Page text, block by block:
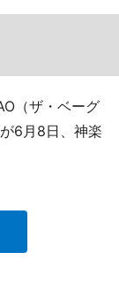
（ザ・ベーグ
6月8日、神楽